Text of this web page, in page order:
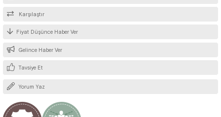
Karşılaştır
Fiyat Düşünce Haber Ver
Gelince Haber Ver
Tavsiye Et
Yorum Yaz